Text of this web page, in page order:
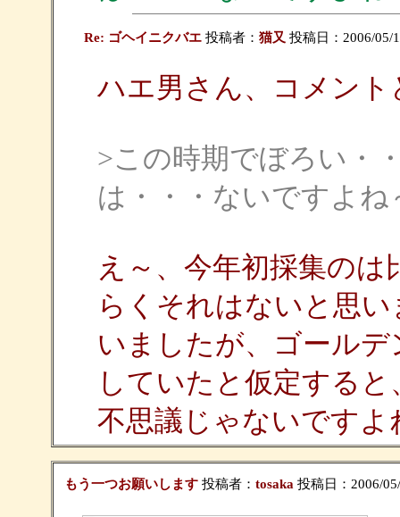
Re: ゴヘイニクバエ投稿者： 猫又 投稿日：2006/05/
ハエ男さん、コメント
>この時期でぼろい・
は・・・ないですよね
え～、今年初採集の
らくそれはないと思
いましたが、ゴール
していたと仮定する
不思議じゃないですよ
もう一つお願いします投稿者： tosaka 投稿日：2006/